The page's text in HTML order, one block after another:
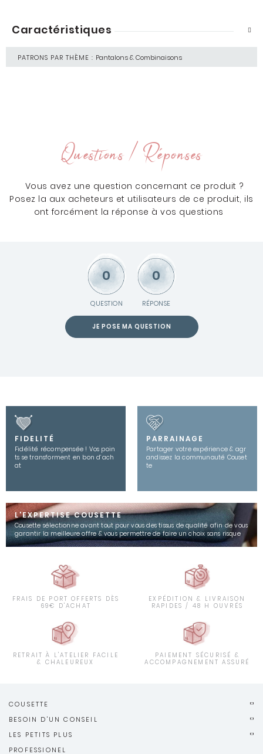
Caractéristiques
PATRONS PAR THÈME : Pantalons & Combinaisons
Questions / Réponses
Vous avez une question concernant ce produit ?
Posez la aux acheteurs et utilisateurs de ce produit, ils
ont forcément la réponse à vos questions
0
QUESTION
0
RÉPONSE
JE POSE MA QUESTION
FIDELITÉ
Fidélité récompensée ! Vos poin
ts se transforment en bon d’ach
at
PARRAINAGE
Partager votre expérience & agr
andissez la communauté Couset
te
L'EXPERTISE COUSETTE
Cousette sélectionne avant tout pour vous des tissus de qualité afin de vous
garantir la meilleure offre & vous permettre de faire un choix sans risque
FRAIS DE PORT OFFERTS DÈS
69€ D'ACHAT
EXPÉDITION & LIVRAISON
RAPIDES / 48 H OUVRÉS
RETRAIT À L'ATELIER FACILE
& CHALEUREUX
PAIEMENT SÉCURISÉ &
ACCOMPAGNEMENT ASSURÉ
COUSETTE
BESOIN D'UN CONSEIL
LES PETITS PLUS
PROFESSIONEL